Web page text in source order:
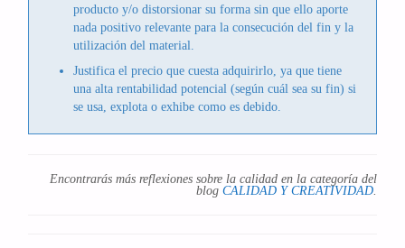
producto y/o distorsionar su forma sin que ello aporte
nada positivo relevante para la consecución del fin y la
utilización del material.
Justifica el precio que cuesta adquirirlo, ya que tiene
una alta rentabilidad potencial (según cuál sea su fin) si
se usa, explota o exhibe como es debido.
Encontrarás más reflexiones sobre la calidad en la categoría del
blog CALIDAD Y CREATIVIDAD.